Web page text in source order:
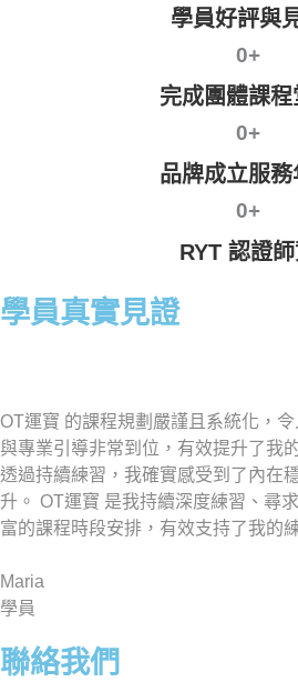
學員好評與
0+
完成團體課程
0+
品牌成立服務
0+
RYT 認證
學員真實見證
OT運寶 的課程規劃嚴謹且系統化，
與專業引導非常到位，有效提升了我
透過持續練習，我確實感受到了內在
升。 OT運寶 是我持續深度練習、尋
富的課程時段安排，有效支持了我的
Maria
學員
聯絡我們